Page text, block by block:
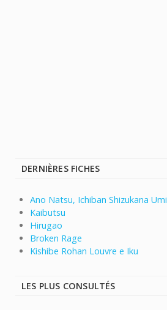
DERNIÈRES FICHES
Ano Natsu, Ichiban Shizukana Umi
Kaibutsu
Hirugao
Broken Rage
Kishibe Rohan Louvre e Iku
LES PLUS CONSULTÉS